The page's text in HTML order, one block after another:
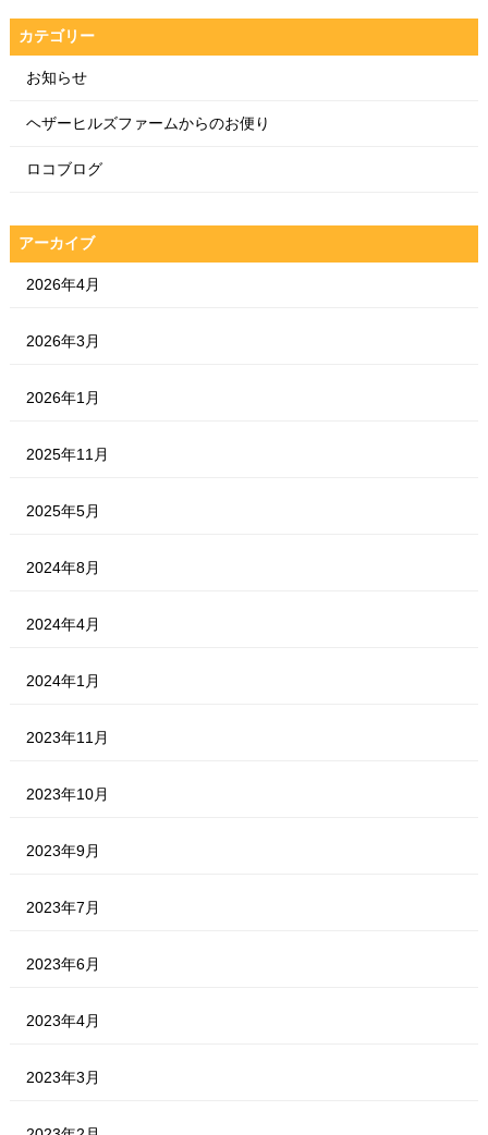
カテゴリー
お知らせ
ヘザーヒルズファームからのお便り
ロコブログ
アーカイブ
2026年4月
2026年3月
2026年1月
2025年11月
2025年5月
2024年8月
2024年4月
2024年1月
2023年11月
2023年10月
2023年9月
2023年7月
2023年6月
2023年4月
2023年3月